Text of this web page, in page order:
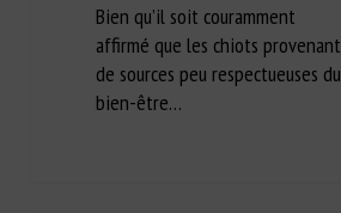
Bien qu’il soit couramment
affirmé que les chiots provenant
de sources peu respectueuses du
bien-être…